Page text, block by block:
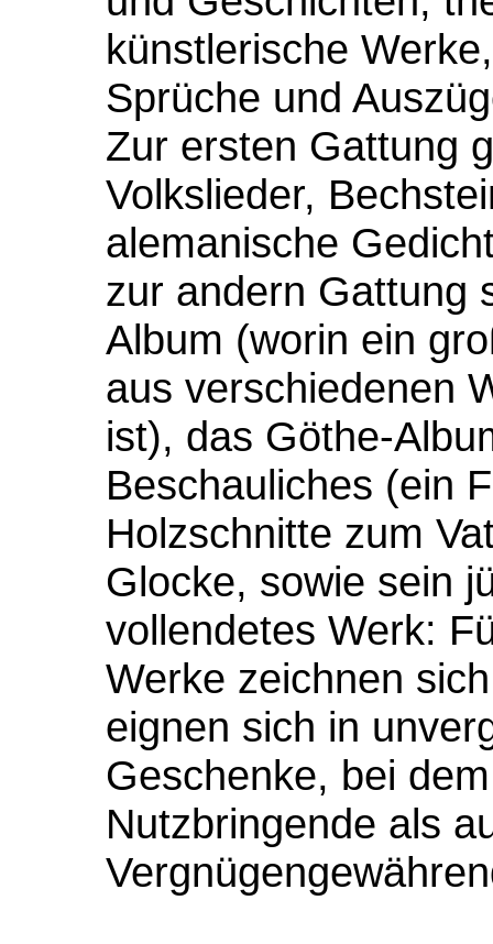
künstlerische
Sprüche und
Zur ersten Gattung
Volkslieder,
alemanische
zur andern Gattung
Album (worin ein
aus verschiedenen
ist), das Göthe-
Beschauliches (ein
Holzschnitte zum
Glocke, sowie sein
vollendetes Werk:
Werke zeichnen
eignen sich in
Geschenke, bei
Nutzbringende als